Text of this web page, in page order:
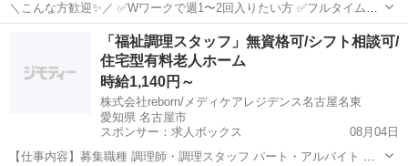
＼こんな方歓迎✨／ ✅Wワークで週1〜2回入りたい方 ✅フルタイムで
しっかり稼ぎたい方 ✅週払い希望の方 ✅希望シフトで働きたい方 ▼資
格について ・初任者研修 ・実務者研修 ・介護福祉士 ※資格が...
名古屋市 介護 スタッフ
「福祉調理スタッフ」無資格可/シフト相談可/
住宅型有料老人ホーム
時給1,140円～
株式会社reborn/メディケアレジデンス名古屋名東
愛知県 名古屋市
スポンサー：求人ボックス
08月04日
【仕事内容】募集職種 調理師・調理スタッフ パート・アルバイト 仕